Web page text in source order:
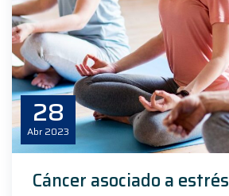
28
Abr 2023
Cáncer asociado a estrés